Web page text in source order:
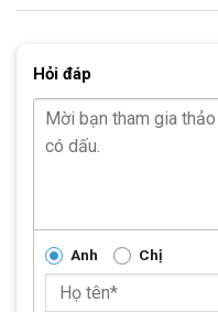
Bàn đạp cốt thép kết hợp
Hỏi đáp
Anh Chị